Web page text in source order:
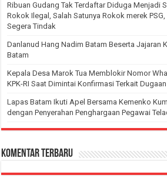
Ribuan Gudang Tak Terdaftar Diduga Menjadi
Rokok Ilegal, Salah Satunya Rokok merek
Segera Tindak
Danlanud Hang Nadim Batam Beserta Jajaran
Batam
Kepala Desa Marok Tua Memblokir Nomor
KPK-RI Saat Dimintai Konfirmasi Terkait
Lapas Batam Ikuti Apel Bersama Kemenko
dengan Penyerahan Penghargaan Pegawai
Komentar Terbaru